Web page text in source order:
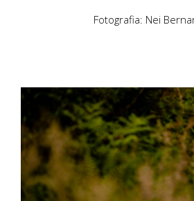
Fotografia: Nei